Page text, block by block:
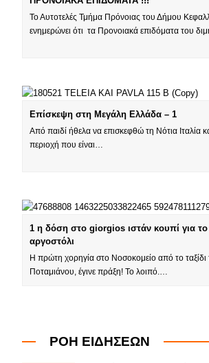
Το Αυτοτελές Τμήμα Πρόνοιας του Δήμου
ενημερώνει ότι τα Προνοιακά επιδόματα του
Επίσκεψη στη Μεγάλη Ελλάδα – 1
Από παιδί ήθελα να επισκεφθώ τη Νότια Ιταλία
περιοχή που είναι…
1 η δόση στο giorgios ιστάν κουπί για
αργοστόλι
Η πρώτη χορηγία στο Νοσοκομείο από το ταξίδι
Ποταμιάνου, έγινε πράξη! Το λοιπό.…
ΡΟΗ ΕΙΔΗΣΕΩΝ